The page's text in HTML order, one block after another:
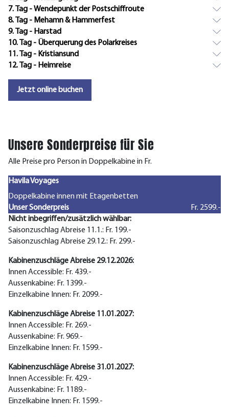
7. Tag - Wendepunkt der Postschiffroute
8. Tag - Mehamn & Hammerfest
9. Tag - Harstad
10. Tag - Überquerung des Polarkreises
11. Tag - Kristiansund
12. Tag - Heimreise
Jetzt online buchen
Unsere Sonderpreise für Sie
Alle Preise pro Person in Doppelkabine in Fr.
Havila Voyages
Doppelkabine innen mit Etagenbetten
Unser Sonderpreis
Fr. 2599.-
Nicht inbegriffen/zusätzlich wählbar:
Saisonzuschlag Abreise 11.1.: Fr. 199.-
Saisonzuschlag Abreise 29.12.: Fr. 299.-
Kabinenzuschläge Abreise 29.12.2026:
Innen Accessible: Fr. 439.-
Aussenkabine: Fr. 1399.-
Einzelkabine Innen: Fr. 2099.-
Kabinenzuschläge Abreise 11.01.2027:
Innen Accessible: Fr. 269.-
Aussenkabine: Fr. 969.-
Einzelkabine Innen: Fr. 1599.-
Kabinenzuschläge Abreise 31.01.2027:
Innen Accessible: Fr. 429.-
Aussenkabine: Fr. 1189.-
Einzelkabine Innen: Fr. 1599.-